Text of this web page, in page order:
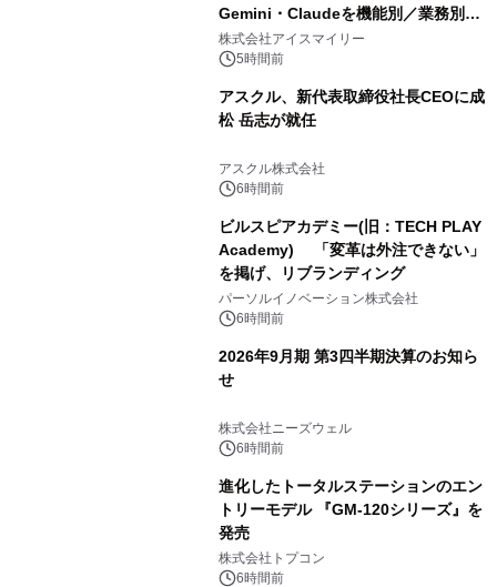
Gemini・Claudeを機能別／業務別に
比較―自社に合う生成AIの選び方がわ
かる実践ガイド
株式会社アイスマイリー
5時間前
アスクル、新代表取締役社長CEOに成
松 岳志が就任
アスクル株式会社
6時間前
ビルスピアカデミー(旧：TECH PLAY
Academy) 「変革は外注できない」
を掲げ、リブランディング
パーソルイノベーション株式会社
6時間前
2026年9月期 第3四半期決算のお知ら
せ
株式会社ニーズウェル
6時間前
進化したトータルステーションのエン
トリーモデル 『GM-120シリーズ』を
発売
株式会社トプコン
6時間前